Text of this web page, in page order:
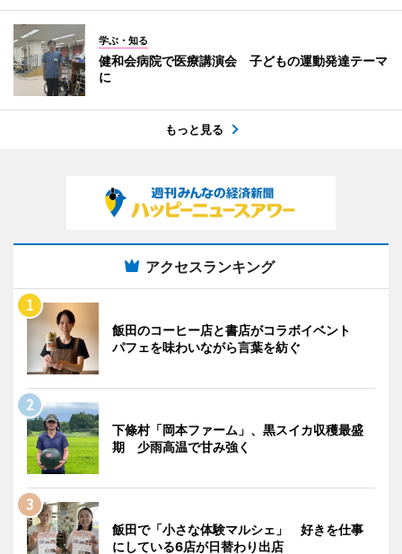
学ぶ・知る
健和会病院で医療講演会 子どもの運動発達テーマ
に
もっと見る
アクセスランキング
飯田のコーヒー店と書店がコラボイベント
パフェを味わいながら言葉を紡ぐ
下條村「岡本ファーム」、黒スイカ収穫最盛
期 少雨高温で甘み強く
飯田で「小さな体験マルシェ」 好きを仕事
にしている6店が日替わり出店